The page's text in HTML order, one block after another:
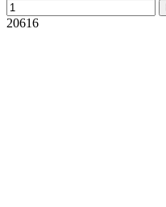
20616